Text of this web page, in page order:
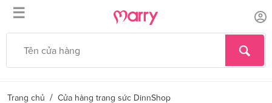
☰
Trang chủ / Cửa hàng trang sức DinnShop